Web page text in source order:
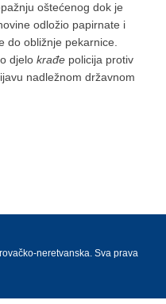
oštećenog dok je
odložio papirnate i
do obližnje pekarnice.
djelokrađe policija protiv
nadležnom državnom
neretvanska. Sva prava